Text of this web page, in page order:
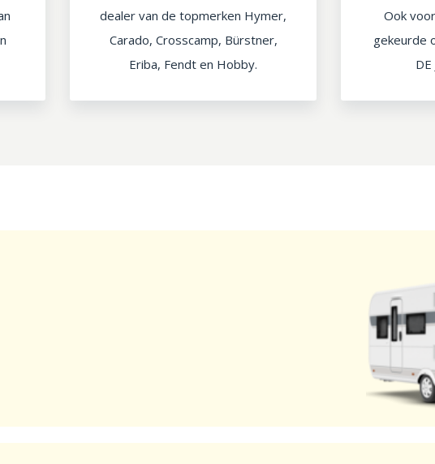
dealer van de topmerken Hymer,
Carado, Crosscamp, Bürstner,
Eriba, Fendt en Hobby.
Ook
gekeurde